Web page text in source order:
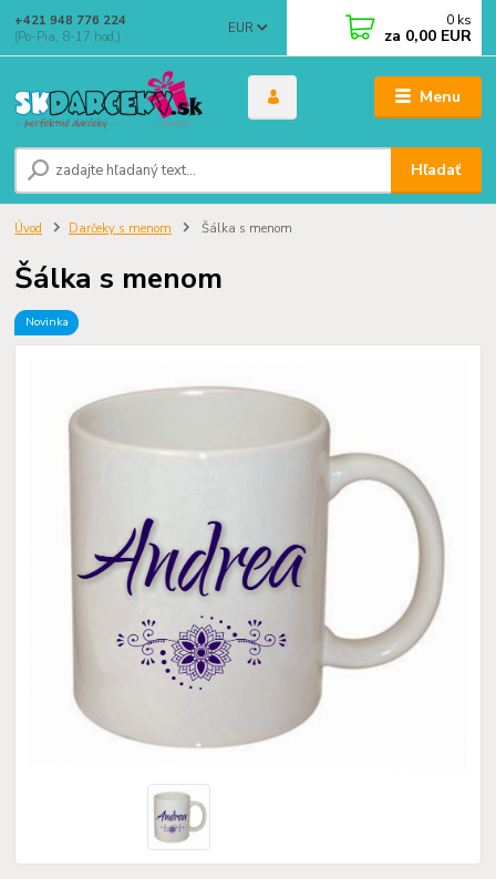
Menu
EUR
Hľadať
+421 948 776 224
(Po-Pia, 8-17 hod.)
0 ks
za 0,00 EUR
Úvod Darčeky s menom Šálka s menom
Šálka s menom
Novinka